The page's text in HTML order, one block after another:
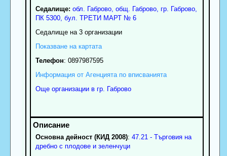
Седалище: обл. Габрово, общ. Габрово, гр. Габрово,
ПК 5300, бул. ТРЕТИ МАРТ № 6
Седалище на 3 организации
Показване на картата
Телефон: 0897987595
Информация от Агенцията по вписванията
Още организации в гр. Габрово
Основна дейност (КИД 2008): 47.21 - Търговия на
дребно с плодове и зеленчуци